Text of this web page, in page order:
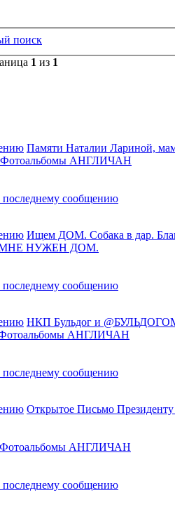
поиск
1 из 1
Памяти Наталии Лариной,
Фотоальбомы АНГЛИЧАН
последнему сообщению
Ищем ДОМ. Собака в дар.
НУЖЕН ДОМ.
последнему сообщению
НКП Бульдог и
АНГЛИЧАН
последнему сообщению
Открытое Письмо
Фотоальбомы АНГЛИЧАН
последнему сообщению